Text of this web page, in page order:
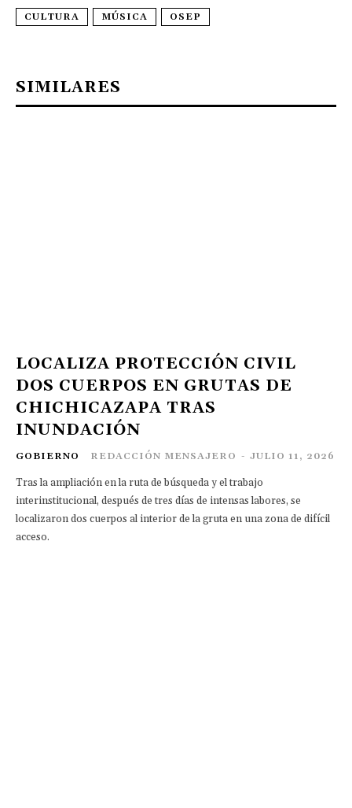
CULTURA MÚSICA OSEP
SIMILARES
LOCALIZA PROTECCIÓN CIVIL
DOS CUERPOS EN GRUTAS DE
CHICHICAZAPA TRAS
INUNDACIÓN
GOBIERNO REDACCIÓN MENSAJERO - JULIO 11, 2026
Tras la ampliación en la ruta de búsqueda y el trabajo
interinstitucional, después de tres días de intensas labores, se
localizaron dos cuerpos al interior de la gruta en una zona de difícil
acceso.